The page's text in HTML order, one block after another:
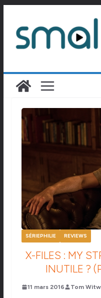
contenu
SÉRIEPHILIE REVIEWS
X-FILES : MY
INUTILE ?
11 mars 2016 Tom